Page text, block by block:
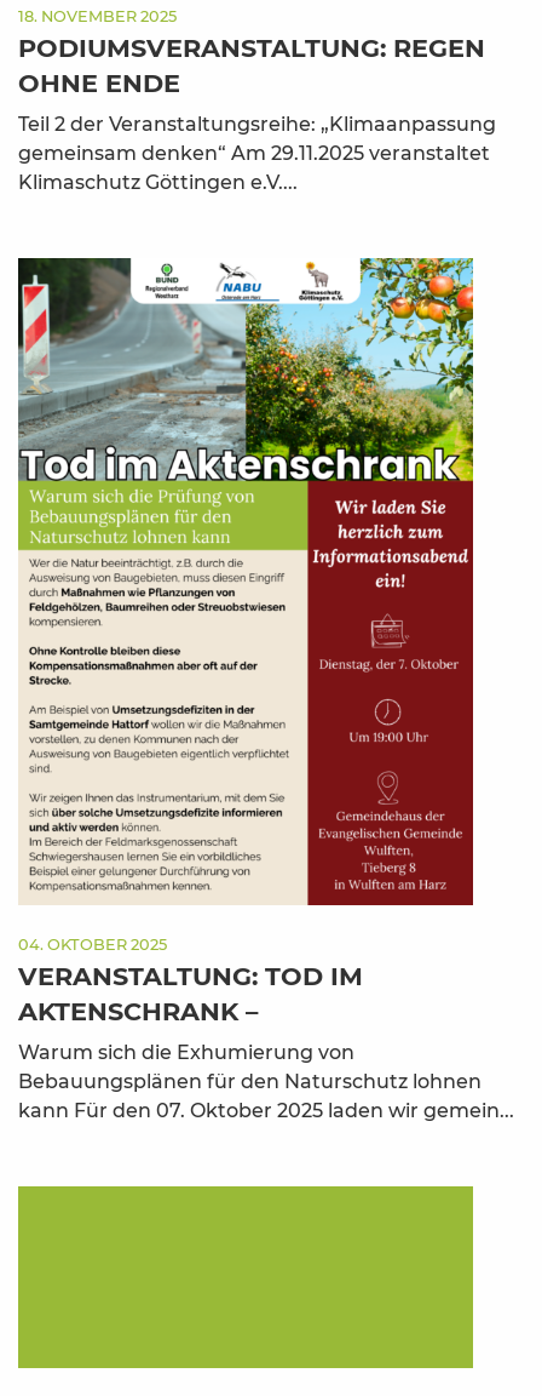
18. NOVEMBER 2025
PODIUMSVERANSTALTUNG: REGEN
OHNE ENDE
Teil 2 der Veranstaltungsreihe: „Klimaanpassung
gemeinsam denken“ Am 29.11.2025 veranstaltet
Klimaschutz Göttingen e.V....
04. OKTOBER 2025
VERANSTALTUNG: TOD IM
AKTENSCHRANK –
Warum sich die Exhumierung von
Bebauungsplänen für den Naturschutz lohnen
kann Für den 07. Oktober 2025 laden wir gemein...